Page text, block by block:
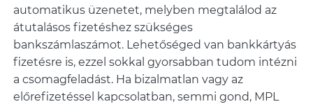
automatikus üzenetet, melyben megtalálod az
átutalásos fizetéshez szükséges
bankszámlaszámot. Lehetőséged van bankkártyás
fizetésre is, ezzel sokkal gyorsabban tudom intézni
a csomagfeladást. Ha bizalmatlan vagy az
előrefizetéssel kapcsolatban, semmi gond, MPL